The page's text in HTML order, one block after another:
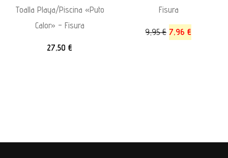
Toalla Playa/Piscina «Puto
Calor» – Fisura
27,50 €
Fisura
9,95€ 7,96 €